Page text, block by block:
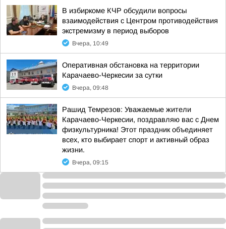
В избиркоме КЧР обсудили вопросы
взаимодействия с Центром противодействия
экстремизму в период выборов
Вчера, 10:49
Оперативная обстановка на территории
Карачаево-Черкесии за сутки
Вчера, 09:48
Рашид Темрезов: Уважаемые жители
Карачаево-Черкесии, поздравляю вас с Днем
физкультурника! Этот праздник объединяет
всех, кто выбирает спорт и активный образ
жизни.
Вчера, 09:15